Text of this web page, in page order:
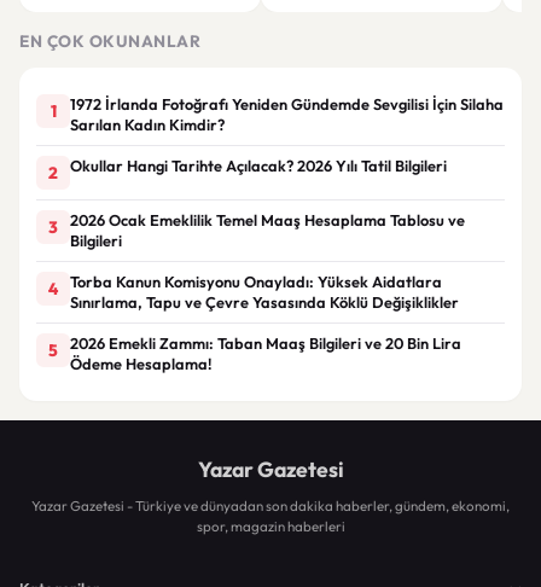
EN ÇOK OKUNANLAR
1
1972 İrlanda Fotoğrafı Yeniden Gündemde Sevgilisi İçin Silaha
Sarılan Kadın Kimdir?
2 Okullar Hangi Tarihte Açılacak? 2026 Yılı Tatil Bilgileri
3
2026 Ocak Emeklilik Temel Maaş Hesaplama Tablosu ve
Bilgileri
4
Torba Kanun Komisyonu Onayladı: Yüksek Aidatlara
Sınırlama, Tapu ve Çevre Yasasında Köklü Değişiklikler
5
2026 Emekli Zammı: Taban Maaş Bilgileri ve 20 Bin Lira
Ödeme Hesaplama!
Yazar Gazetesi
Yazar Gazetesi - Türkiye ve dünyadan son dakika haberler, gündem, ekonomi,
spor, magazin haberleri